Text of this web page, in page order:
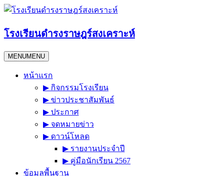
Skip
โรงเรียนดำรงราษฎร์สงเคราะห์
MENUMENU
หน้าแรก
▶︎ กิจกรรมโรงเรียน
▶︎ ข่าวประชาสัมพันธ์
▶︎ ประกาศ
▶︎ จดหมายข่าว
▶︎ ดาวน์โหลด
▶︎ รายงานประจำปี
▶︎ คู่มือนักเรียน 2567
ข้อมูลพื้นฐาน